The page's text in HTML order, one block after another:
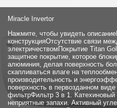
Miracle Invertor
Нажмите, чтобы увидеть
конструкцияОтсутствие связи
электричествомПокрытие Titan
защитное покрытие, которое
алюминия, делая поверхность
скапливаться влаге на
производительность и
поверхность в первозданном
фильтрФильтр 3 в 1.
неприятные запахи. Активный